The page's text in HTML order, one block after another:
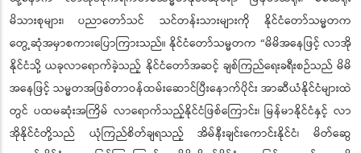
မိသားစုများ၊ ပညာတော်သင် သင်တန်းသားများကို နိုင်ငံတော်သမ္မတက
တွေ့ဆုံအမှာစကားပြောကြားသည်။ နိုင်ငံတော်သမ္မတက “မိမိအနေဖြင့် လာအို
နိုင်ငံသို့ ယခုလာရောက်ခဲ့သည့် နိုင်ငံတော်အဆင့် ချစ်ကြည်ရေးခရီးစဉ်သည် မိမိ
အနေဖြင့် သမ္မတအဖြစ်တာဝန်ထမ်းဆောင်ပြီးနောက်ပိုင်း အာဆီယံနိုင်ငံများထဲ
တွင် ပထမဆုံးအကြိမ် လာရောက်သည့်နိုင်ငံဖြစ်ကြောင်း၊ မြန်မာနိုင်ငံနှင့် လာ
အိုနိုင်ငံတို့သည် ယုံကြည်စိတ်ချရသည့် အိမ်နီးချင်းကောင်းနိုင်ငံ၊ မိတ်ဆွေ